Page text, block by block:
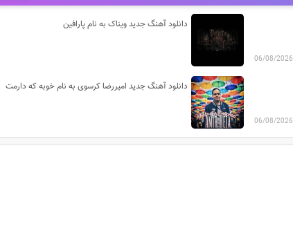
06/08/2026
دانلود آهنگ جدید ویناک به نام پارافین
06/08/2026
دانلود آهنگ جدید امیررضا کرسوی به نام خوبه که دارمت